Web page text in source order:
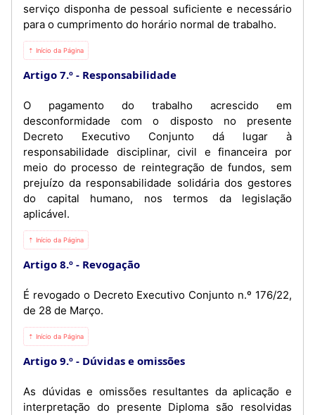
serviço disponha de pessoal suficiente e necessário
para o cumprimento do horário normal de trabalho.
⇡ Início da Página
Artigo 7.º Responsabilidade
O pagamento do trabalho acrescido em
desconformidade com o disposto no presente
Decreto Executivo Conjunto dá lugar à
responsabilidade disciplinar, civil e financeira por
meio do processo de reintegração de fundos, sem
prejuízo da responsabilidade solidária dos gestores
do capital humano, nos termos da legislação
aplicável.
⇡ Início da Página
Artigo 8.º Revogação
É revogado o Decreto Executivo Conjunto n.º 176/22,
de 28 de Março.
⇡ Início da Página
Artigo 9.º Dúvidas e omissões
As dúvidas e omissões resultantes da aplicação e
interpretação do presente Diploma são resolvidas